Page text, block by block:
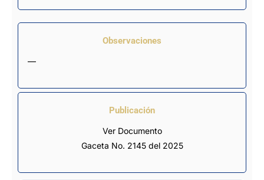
Observaciones
—
Publicación
Ver Documento
Gaceta No. 2145 del 2025